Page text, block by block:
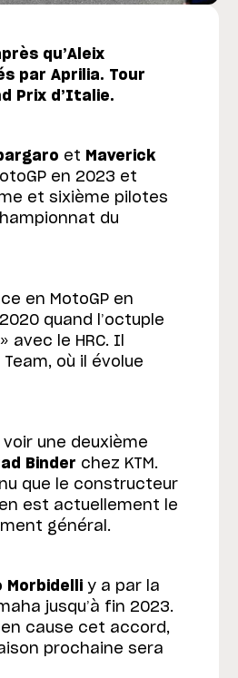
qu’Aleix
par Aprilia. Tour
Prix d’Italie.
et Maverick
en 2023 et
et sixième pilotes
du
en MotoGP en
quand l’octuple
le HRC. Il
où il évolue
une deuxième
Binder chez KTM.
que le constructeur
est actuellement le
général.
Morbidelli y a par la
jusqu’à fin 2023.
cause cet accord,
prochaine sera